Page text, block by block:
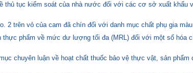
thủ tục kiểm soát của nhà nước đối với các cơ sở xuất khẩu
2 trên vỏ của cam đã chín đối với danh mục chất phụ gia
phẩm về mức dư lượng tối đa (MRL) đối với một số hóa
chuyên luận về hoạt chất thuốc bảo vệ thực vật, sản phẩm